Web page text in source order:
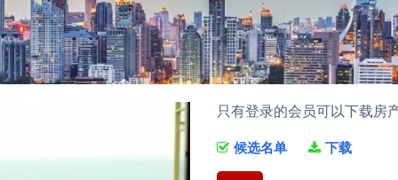
只有登录的会员可以下载房
候选名单 下载